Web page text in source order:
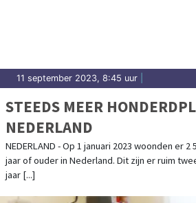
11 september 2023, 8:45 uur
STEEDS MEER
NEDERLAND
NEDERLAND - Op 1 januari 2023 woonden er
jaar of ouder in Nederland. Dit zijn er ruim
jaar [...]